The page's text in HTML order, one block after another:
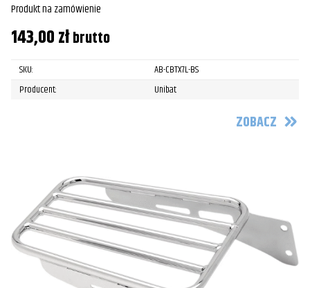
Produkt na zamówienie
143,00złbrutto
SKU:
AB-CBTX7L-BS
Producent:
Unibat
ZOBACZ